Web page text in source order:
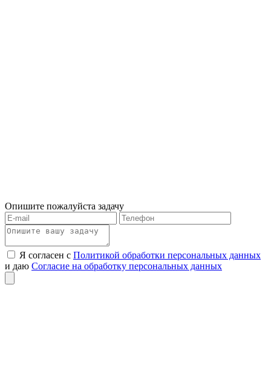
Опишите пожалуйста задачу
Я согласен с Политикой обработки персональных данных
и даю Согласие на обработку персональных данных